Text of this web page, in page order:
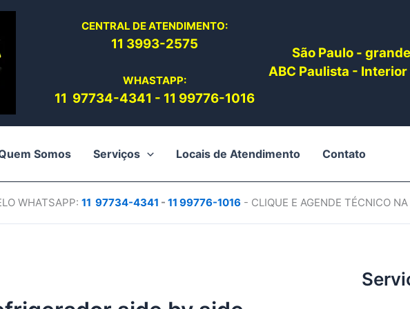
CENTRAL DE ATENDIMENTO:
11 3993-2575
WHASTAPP:
11 97734-4341 - 11 99776-1016
São Paulo -
ABC Paulista -
Somos Serviços Locais de Atendimento Contato
WHATSAPP: 11 97734-4341 - 11 99776-1016 - CLIQUE E AGENDE TÉCNICO